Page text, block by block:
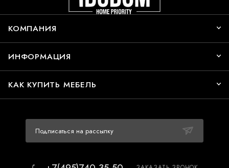
КОМПАНИЯ
ИНФОРМАЦИЯ
КАК КУПИТЬ МЕБЕЛЬ
Подписаться на рассылку